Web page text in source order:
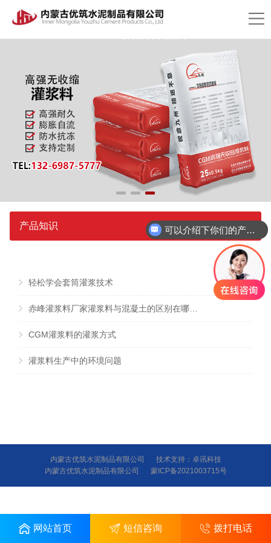
产品知识
轻松学会套筒灌浆技术
CGM灌浆料的灌浆方式
灌浆料生产中的环境问题
内蒙古优筑水泥制品有限公司 技术支持： 卓讯科技
内蒙古优筑水泥制品有限公司
蒙ICP备2021003715号
网站首页 短信咨询 拨打电话
可以介绍下你们的产品么